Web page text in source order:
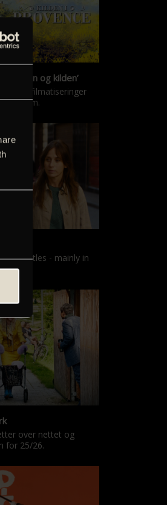
‘Manon og kilden’
Pagnol-filmatiseringer
form.
subtitles - mainly in
over nettet og
for 25/26.